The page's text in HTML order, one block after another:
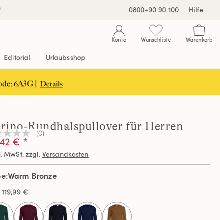
0800-90 90 100 Hilfe
Konto Wunschliste Warenkorb
Editorial Urlaubsshop
6A3G | Details
Rundhalspullover für Herren
(0)
€ *
MwSt. zzgl. Versandkosten
Warm Bronze
119,99 €